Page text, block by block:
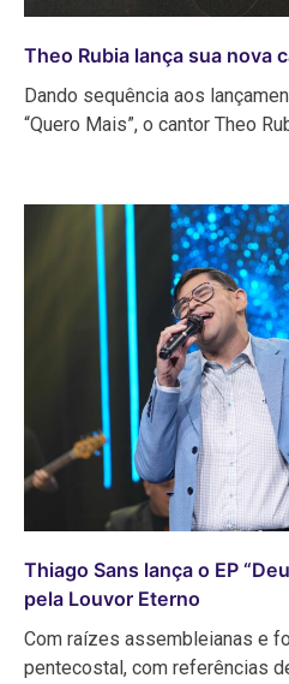
Theo Rubia lança sua nova
Dando sequência aos
“Quero Mais”, o cantor Theo
Thiago Sans lança o EP
pela Louvor Eterno
Com raízes assembleianas e
pentecostal, com referências